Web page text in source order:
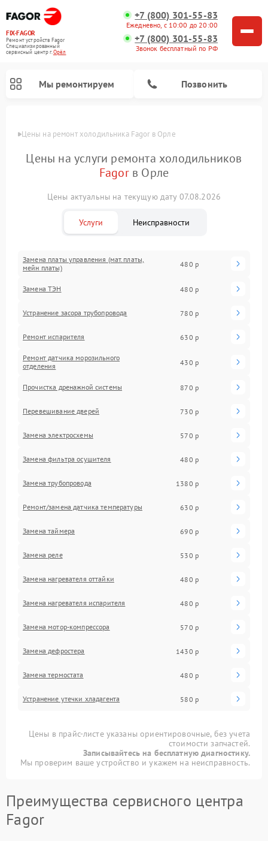
FIX-FAGOR
Ремонт устройств Fagor
Специализированный
cервисный центр г.Орёл
+7 (800) 301-55-83
Ежедневно, с 10:00 до 20:00
+7 (800) 301-55-83
Звонок бесплатный по РФ
Мы ремонтируем Позвонить
Цены на ремонт холодильника Fagor в Орле
Цены на услуги ремонта холодильников
Fagorв Орле
Цены актуальны на текущую дату 07.08.2026
Услуги Неисправности
Замена платы управления (мат.платы,
мейн платы)
480 р
Замена ТЭН 480 р
Устранение засора трубопровода 780 р
Ремонт испарителя 630 р
Ремонт датчика морозильного
отделения
430 р
Прочистка дренажной системы 870 р
Перевешивание дверей 730 р
Замена электросхемы 570 р
Замена фильтра осушителя 480 р
Замена трубопровода 1380 р
Ремонт/замена датчика температуры 630 р
Замена таймера 690 р
Замена реле 530 р
Замена нагревателя оттайки 480 р
Замена нагревателя испарителя 480 р
Замена мотор-компрессора 570 р
Замена дефростера 1430 р
Замена термостата 480 р
Устранение утечки хладагента 580 р
Цены в прайс-листе указаны ориентировочные, без учета
стоимости запчастей.
Записывайтесь на бесплатную диагностику.
Мы проверим ваше устройство и укажем на неисправность.
Преимущества сервисного центра
Fagor